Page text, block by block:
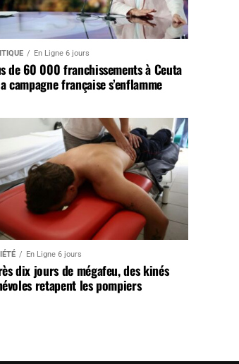
En Ligne 6 jours
de 60 000 franchissements à Ceuta
campagne française s’enflamme
En Ligne 6 jours
dix jours de mégafeu, des kinés
retapent les pompiers